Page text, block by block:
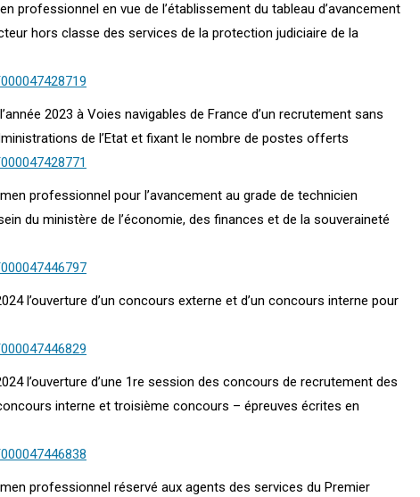
professionnel en vue de l’établissement du tableau d’avancement
hors classe des services de la protection judiciaire de la
2023 à Voies navigables de France d’un recrutement sans
de l’Etat et fixant le nombre de postes offerts
professionnel pour l’avancement au grade de technicien
du ministère de l’économie, des finances et de la souveraineté
l’ouverture d’un concours externe et d’un concours interne pour
l’ouverture d’une 1re session des concours de recrutement des
interne et troisième concours – épreuves écrites en
professionnel réservé aux agents des services du Premier